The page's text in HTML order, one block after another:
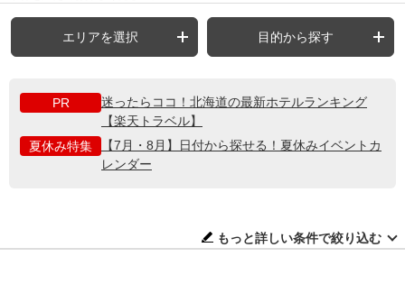
エリアを選択 目的から探す
PR
迷ったらココ！北海道の最新ホテルランキング
【楽天トラベル】
夏休み特集
【7月・8月】日付から探せる！夏休みイベントカ
レンダー
もっと詳しい条件で絞り込む